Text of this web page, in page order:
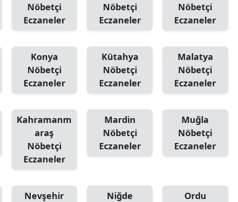
Nöbetçi
Eczaneler
Nöbetçi
Eczaneler
Nöbetçi
Eczaneler
Konya
Nöbetçi
Eczaneler
Kütahya
Nöbetçi
Eczaneler
Malatya
Nöbetçi
Eczaneler
Kahramanm
araş
Nöbetçi
Eczaneler
Mardin
Nöbetçi
Eczaneler
Muğla
Nöbetçi
Eczaneler
Nevşehir
Niğde
Ordu